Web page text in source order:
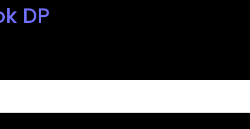
DP